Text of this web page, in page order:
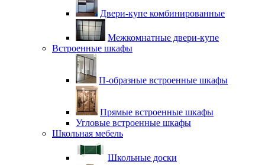
Двери-купе комбинированные
Межкомнатные двери-купе
Встроенные шкафы
П-образные встроенные шкафы
Прямые встроенные шкафы
Угловые встроенные шкафы
Школьная мебель
Школьные доски